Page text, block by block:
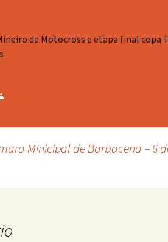
de Motocross e etapa final copa
Minicipal de Barbacena – 6